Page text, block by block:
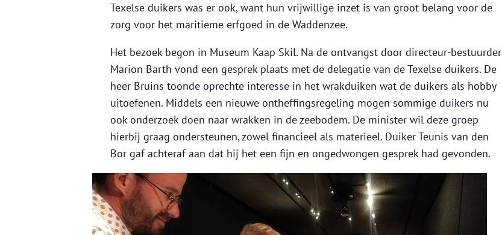
Texelse duikers was er ook, want hun vrijwillige inzet is van groot belang voor de
zorg voor het maritieme erfgoed in de Waddenzee.
Het bezoek begon in Museum Kaap Skil. Na de ontvangst door directeur-bestuurder
Marion Barth vond een gesprek plaats met de delegatie van de Texelse duikers. De
heer Bruins toonde oprechte interesse in het wrakduiken wat de duikers als hobby
uitoefenen. Middels een nieuwe ontheffingsregeling mogen sommige duikers nu
ook onderzoek doen naar wrakken in de zeebodem. De minister wil deze groep
hierbij graag ondersteunen, zowel financieel als materieel. Duiker Teunis van den
Bor gaf achteraf aan dat hij het een fijn en ongedwongen gesprek had gevonden.